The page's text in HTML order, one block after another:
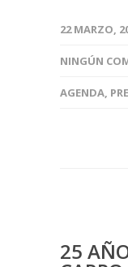
22 MARZO,
NINGÚN
AGENDA,
25